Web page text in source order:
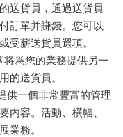
送貨員，通過送貨員
訂單并賺錢。您可以
受薪送貨員選項。
爲您的業務提供另一
的送貨員。
供一個非常豐富的管理
内容。活動、橫幅、
業務。